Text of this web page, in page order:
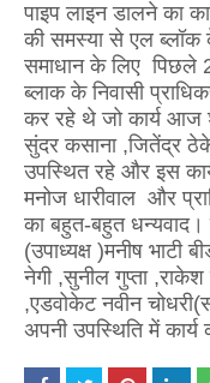
पाइप लाइन डालने का
की समस्या से एल ब्लॉक
समाधान के लिए पिछले
ब्लाक के निवासी
कर रहे थे जो कार्य आज
सुंदर कसाना ,जितेंद्र
उपस्थित रहे और इस
मनोज धारीवाल और
का बहुत-बहुत
(उपाध्यक्ष )मनीष भाटी
नेगी ,सुनील गुप्ता ,राकेश
,एडवोकेट नवीन
अपनी उपस्थिति में कार्य